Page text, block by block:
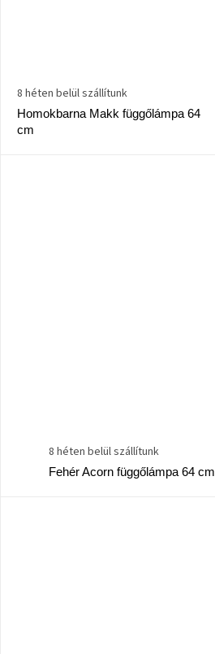
Homokbarna Makk függőlámpa 64
cm
8 héten belül szállítunk
Fehér Acorn függőlámpa 64 cm
8 héten belül szállítunk